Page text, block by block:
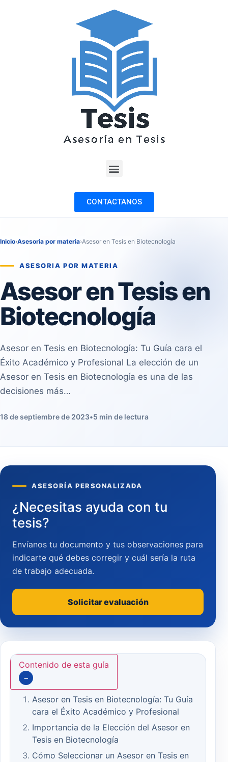
CONTACTANOS
Inicio›Asesoria por materia›Asesor en Tesis en Biotecnología
ASESORIA POR MATERIA
Asesor en Tesis en
Biotecnología
Asesor en Tesis en Biotecnología: Tu Guía cara el
Éxito Académico y Profesional La elección de un
Asesor en Tesis en Biotecnología es una de las
decisiones más…
18 de septiembre de 2023•5 min de lectura
Contenido de esta guía
−
Asesor en Tesis en Biotecnología: Tu Guía
cara el Éxito Académico y Profesional
Importancia de la Elección del Asesor en
Tesis en Biotecnología
Cómo Seleccionar un Asesor en Tesis en
ASESORÍA PERSONALIZADA
¿Necesitas ayuda con tu
tesis?
Envíanos tu documento y tus observaciones para
indicarte qué debes corregir y cuál sería la ruta
de trabajo adecuada.
Solicitar evaluación